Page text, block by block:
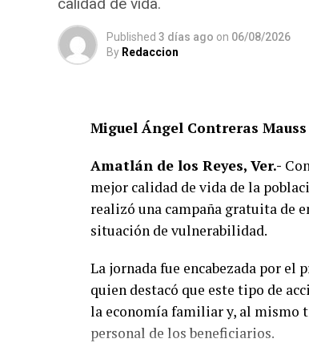
La Ley de Protección a los
garantizar el bienestar, el trato
bienestar, podría dar lugar a
responsable de mascotas
propietarios— y no en ordenar
Hasta el momento, la Agencia
cuenta para aplicar dichas
Published 3 días ago on 06/08/2026
By Redaccion
Miguel Ángel Contreras Mauss
Amatlán de los Reyes, Ver.-
mejor calidad de vida de la
realizó una campaña gratuita de
situación de vulnerabilidad.
La jornada fue encabezada por el
quien destacó que este tipo de
la economía familiar y, al mismo
personal de los beneficiarios.